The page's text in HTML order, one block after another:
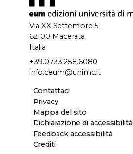
Via XX Settembre 5
62100 Macerata
Italia
+39.0733.258.6080
info.ceum@unimc.it
Contattaci
Privacy
Mappa del sito
Dichiarazione di accessibilità
Feedback accessibilità
Crediti